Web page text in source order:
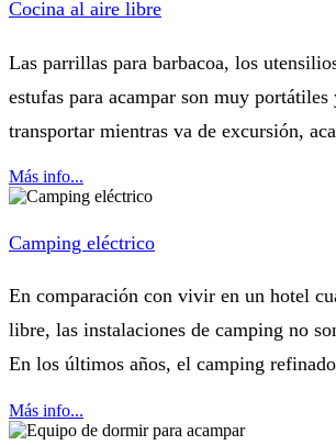
Cocina al aire libre
Las parrillas para barbacoa, los
estufas para acampar son muy
transportar mientras va de excursión,
otra actividad al aire libre. Es su primera
actividades al aire...
Más info...
Camping eléctrico
En comparación con vivir en un hotel
libre, las instalaciones de camping no
En los últimos años, el camping
entrado gradualmente en la vida de las
lograr un campamento...
Más info...